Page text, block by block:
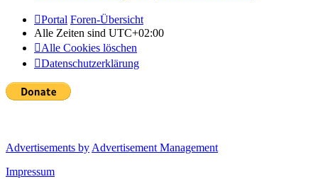
Portal Foren-Übersicht
Alle Zeiten sind UTC+02:00
Alle Cookies löschen
Datenschutzerklärung
Advertisements by Advertisement Management
Impressum